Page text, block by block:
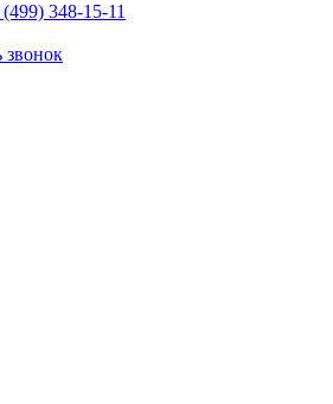
348-15-11
звонок